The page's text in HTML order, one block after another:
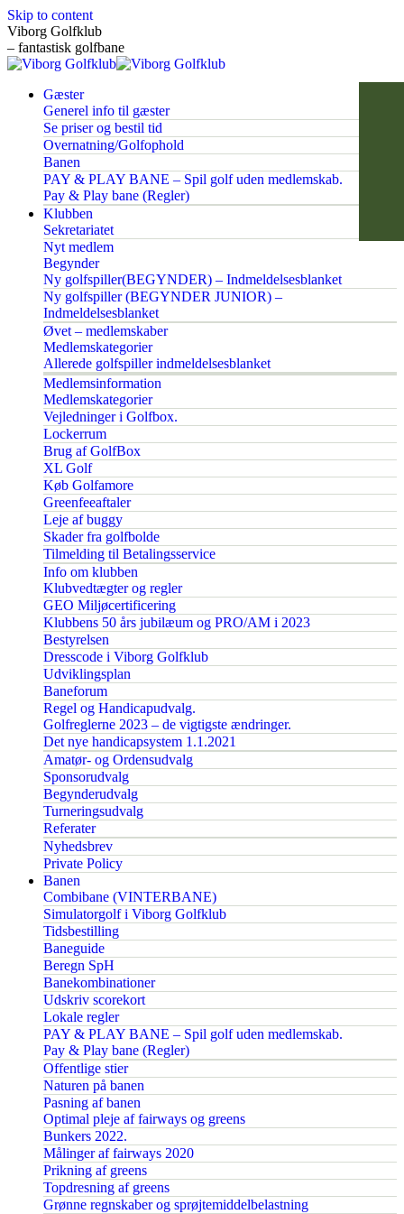
Skip to content
Viborg Golfklub
– fantastisk golfbane
Gæster
Generel info til gæster
Se priser og bestil tid
Overnatning/Golfophold
Banen
PAY & PLAY BANE – Spil golf uden medlemskab.
Pay & Play bane (Regler)
Klubben
Sekretariatet
Nyt medlem
Begynder
Ny golfspiller(BEGYNDER) – Indmeldelsesblanket
Ny golfspiller (BEGYNDER JUNIOR) –
Indmeldelsesblanket
Øvet – medlemskaber
Medlemskategorier
Allerede golfspiller indmeldelsesblanket
Medlemsinformation
Medlemskategorier
Vejledninger i Golfbox.
Lockerrum
Brug af GolfBox
XL Golf
Køb Golfamore
Greenfeeaftaler
Leje af buggy
Skader fra golfbolde
Tilmelding til Betalingsservice
Info om klubben
Klubvedtægter og regler
GEO Miljøcertificering
Klubbens 50 års jubilæum og PRO/AM i 2023
Bestyrelsen
Dresscode i Viborg Golfklub
Udviklingsplan
Baneforum
Regel og Handicapudvalg.
Golfreglerne 2023 – de vigtigste ændringer.
Det nye handicapsystem 1.1.2021
Amatør- og Ordensudvalg
Sponsorudvalg
Begynderudvalg
Turneringsudvalg
Referater
Nyhedsbrev
Private Policy
Banen
Combibane (VINTERBANE)
Simulatorgolf i Viborg Golfklub
Tidsbestilling
Baneguide
Beregn SpH
Banekombinationer
Udskriv scorekort
Lokale regler
PAY & PLAY BANE – Spil golf uden medlemskab.
Pay & Play bane (Regler)
Offentlige stier
Naturen på banen
Pasning af banen
Optimal pleje af fairways og greens
Bunkers 2022.
Målinger af fairways 2020
Prikning af greens
Topdresning af greens
Grønne regnskaber og sprøjtemiddelbelastning